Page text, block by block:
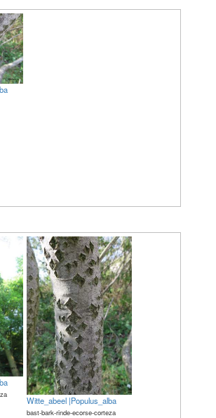
Witte_abeel |Populus_alba
bast-bark-rinde-ecorse-corteza